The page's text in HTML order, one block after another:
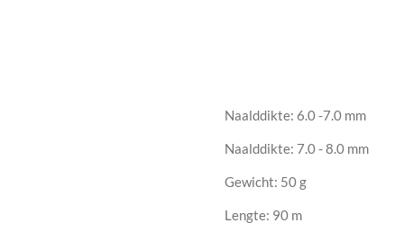
Naalddikte: 6.0 -7.0 mm
Naalddikte: 7.0 - 8.0 mm
Gewicht: 50 g
Lengte: 90 m